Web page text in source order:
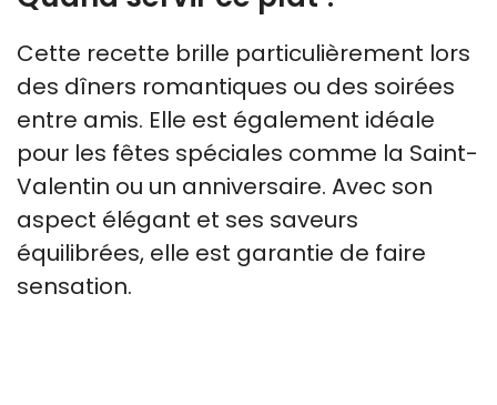
Cette recette brille particulièrement lors
des dîners romantiques ou des soirées
entre amis. Elle est également idéale
pour les fêtes spéciales comme la Saint-
Valentin ou un anniversaire. Avec son
aspect élégant et ses saveurs
équilibrées, elle est garantie de faire
sensation.